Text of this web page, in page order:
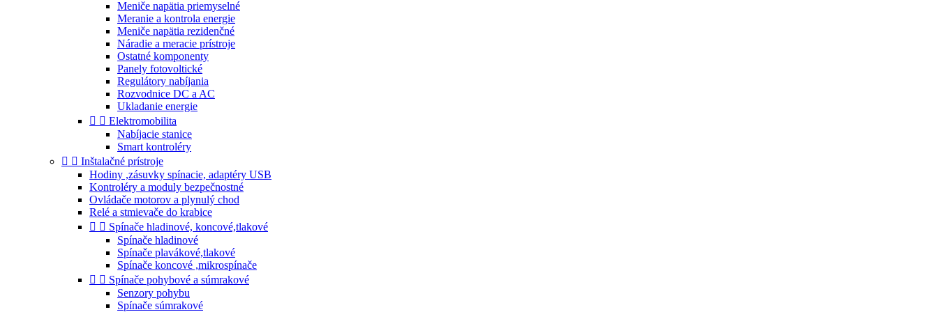
Meniče napätia priemyselné
Meranie a kontrola energie
Meniče napätia rezidenčné
Náradie a meracie prístroje
Ostatné komponenty
Panely fotovoltické
Regulátory nabíjania
Rozvodnice DC a AC
Ukladanie energie
  Elektromobilita
Nabíjacie stanice
Smart kontroléry
  Inštalačné prístroje
Hodiny ,zásuvky spínacie, adaptéry USB
Kontroléry a moduly bezpečnostné
Ovládače motorov a plynulý chod
Relé a stmievače do krabice
  Spínače hladinové, koncové,tlakové
Spínače hladinové
Spínače plavákové,tlakové
Spínače koncové ,mikrospínače
  Spínače pohybové a súmrakové
Senzory pohybu
Spínače súmrakové